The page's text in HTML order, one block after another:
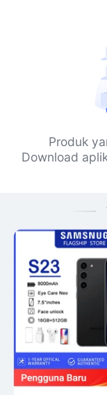
Produk
Download